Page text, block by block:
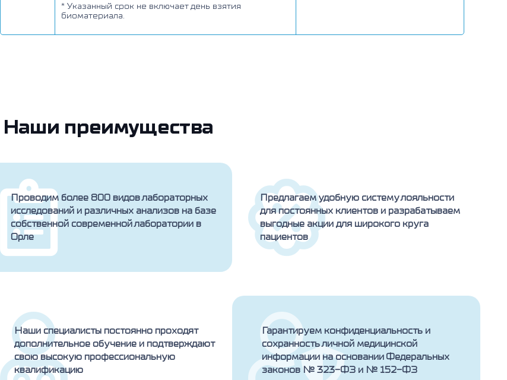
* Указанный срок не включает день взятия
биоматериала.
Наши преимущества
Проводим более 800 видов лабораторных
исследований и различных анализов на базе
собственной современной лаборатории в
Орле
Предлагаем удобную систему лояльности
для постоянных клиентов и разрабатываем
выгодные акции для широкого круга
пациентов
Наши специалисты постоянно проходят
дополнительное обучение и подтверждают
свою высокую профессиональную
квалификацию
Гарантируем конфиденциальность и
сохранность личной медицинской
информации на основании Федеральных
законов № 323-ФЗ и № 152-ФЗ